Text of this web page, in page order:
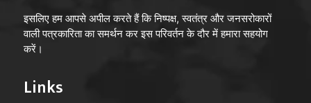
इसलिए हम आपसे अपील करते हैं कि निष्पक्ष, स्वतंत्र और जनसरोकारों
वाली पत्रकारिता का समर्थन कर इस परिवर्तन के दौर में हमारा सहयोग
करें।
Links